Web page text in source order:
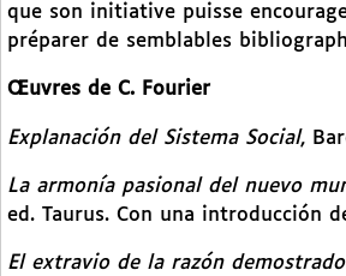
que son initiative puisse
préparer de semblables
Œuvres de C. Fourier
Explanación del Sistema Social,
La armonía pasional del nuevo
ed. Taurus. Con una introducción
El extravio de la razón